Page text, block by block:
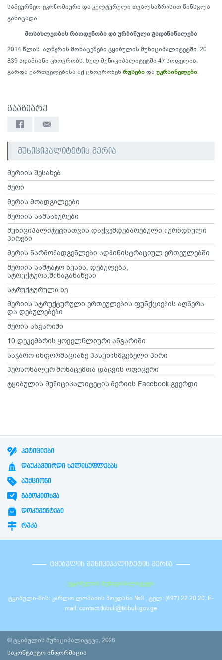
სამეურნეო-ეკონომიური და კულტურული თვალსაზრისით წინსვლა
განიცადა.
მოსახლეობის რაოდენობა და ურბანული გადანაწილება
2014 წლის აღწერის მონაცემები ტყიბულის მუნიციპალიტეტში 20
839 ადამიანი ცხოვრობს. სულ მუნიციპალიტეტში 47 სოფელია.
გარდა ქართველებისა აქ ცხოვრობენ რუსებიდა უკრაინელები.
გააზიარე
მუნიციპალიტეტის მერია
მერიის შესახებ
მერი
მერის მოადგილეები
მერიის სამსახურები
მუნიციპალიტეტისთვის დაქვემდებარებული იურიდიული
პირები
მერის წარმომადგენლები ადმინისტრაციულ ერთეულებში
მერიის საშტატო ნუსხა, დებულება,
სტრუქტურა,შინაგანაწესი
სტრუქტურული ხე
მერიის სტრუქტურული ერთეულების ფუნქციების აღწერა
და დებულებები
მერის ანგარიში
10 დეკემბრის ყოველწლიური ანგარიში
საჯარო ინფორმაციაზე პასუხისმგებელი პირი
პერსონალურ მონაცემთა დაცვის ოფიცერი
ტყიბულის მუნიციპალიტეტის მერიის Facebook გვერდი
ᲞᲔᲢᲘᲪᲘᲔᲑᲘ
ᲓᲐᲣᲙᲐᲕᲨᲘᲠᲓᲘ ᲮᲔᲚᲘᲡᲣᲤᲚᲔᲑᲐᲡ
ᲐᲣᲥᲪᲘᲝᲜᲘ
ᲒᲐᲛᲝᲙᲘᲗᲮᲕᲐ
ᲓᲝᲙᲣᲛᲔᲜᲢᲔᲑᲘ
ᲠᲣᲙᲐ
ᲢᲧᲘᲑᲣᲚᲘᲡ ᲛᲣᲜᲘᲪᲘᲞᲐᲚᲘᲢᲔᲢᲘᲡ ᲛᲔᲠᲘᲐ
ტყიბულის მუნიციპალიტეტი
ტყიბული-მის: კარლო ლომაძის მოედანი №3 , ტელ: (497) 22 20 20, E-
mail: contact.tkibuli@tkibuli.gov.ge
© ტყიბულის მუნიციპალიტეტი, 2026
საკონტაქტო ინფორმაცია